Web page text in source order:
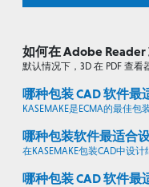
如何在 Adobe Reader
默认情况下，3D 在 PDF 查看
哪种包装 CAD 软件最
KASEMAKE是ECMA的最佳包
哪种包装软件最适合
在KASEMAKE包装CAD中设
哪种包装 CAD 软件最